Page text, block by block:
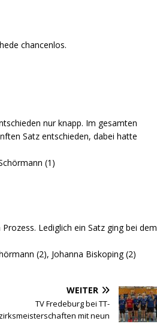
chancenlos.
nur knapp. Im gesamten
Satz entschieden, dabei hatte
(1)
Lediglich ein Satz ging bei dem
(2), Johanna Biskoping (2)
WEITER
TV Fredeburg bei TT-
mit neun